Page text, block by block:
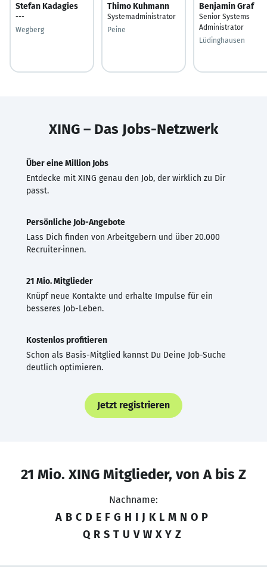
Stefan Kadagies
---
Wegberg
Thimo Kuhmann
Systemadministrator
Peine
Benjamin Graf
Senior Systems
Administrator
Lüdinghausen
XING – Das Jobs-Netzwerk
Über eine Million Jobs
Entdecke mit XING genau den Job, der wirklich zu Dir
passt.
Persönliche Job-Angebote
Lass Dich finden von Arbeitgebern und über 20.000
Recruiter·innen.
21 Mio. Mitglieder
Knüpf neue Kontakte und erhalte Impulse für ein
besseres Job-Leben.
Kostenlos profitieren
Schon als Basis-Mitglied kannst Du Deine Job-Suche
deutlich optimieren.
Jetzt registrieren
21 Mio. XING Mitglieder, von A bis Z
Nachname:
A B C D E F G H I J K L M N O P
Q R S T U V W X Y Z